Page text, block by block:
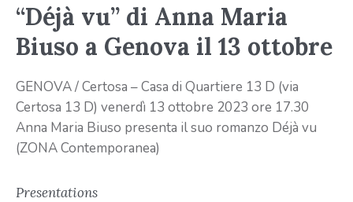
“Déjà vu” di Anna Maria
Biuso a Genova il 13 ottobre
GENOVA / Certosa – Casa di Quartiere 13 D (via
Certosa 13 D) venerdì 13 ottobre 2023 ore 17.30
Anna Maria Biuso presenta il suo romanzo Déjà vu
(ZONA Contemporanea)
Presentations